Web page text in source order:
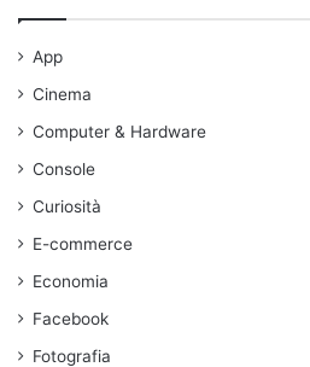
App
Cinema
Computer & Hardware
Console
Curiosità
E-commerce
Economia
Facebook
Fotografia